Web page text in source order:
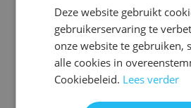
lal.qxx64
Afstandsbediening Pioneer
Deze website gebruikt
gebruikerservaring te
onze website te gebruiken,
alle cookies in
Cookiebeleid. Lees verder